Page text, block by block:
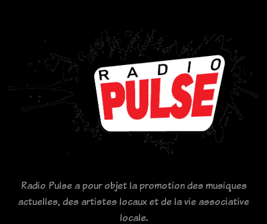
Radio Pulse a pour objet la promotion des musiques
actuelles, des artistes locaux et de la vie associative
locale.